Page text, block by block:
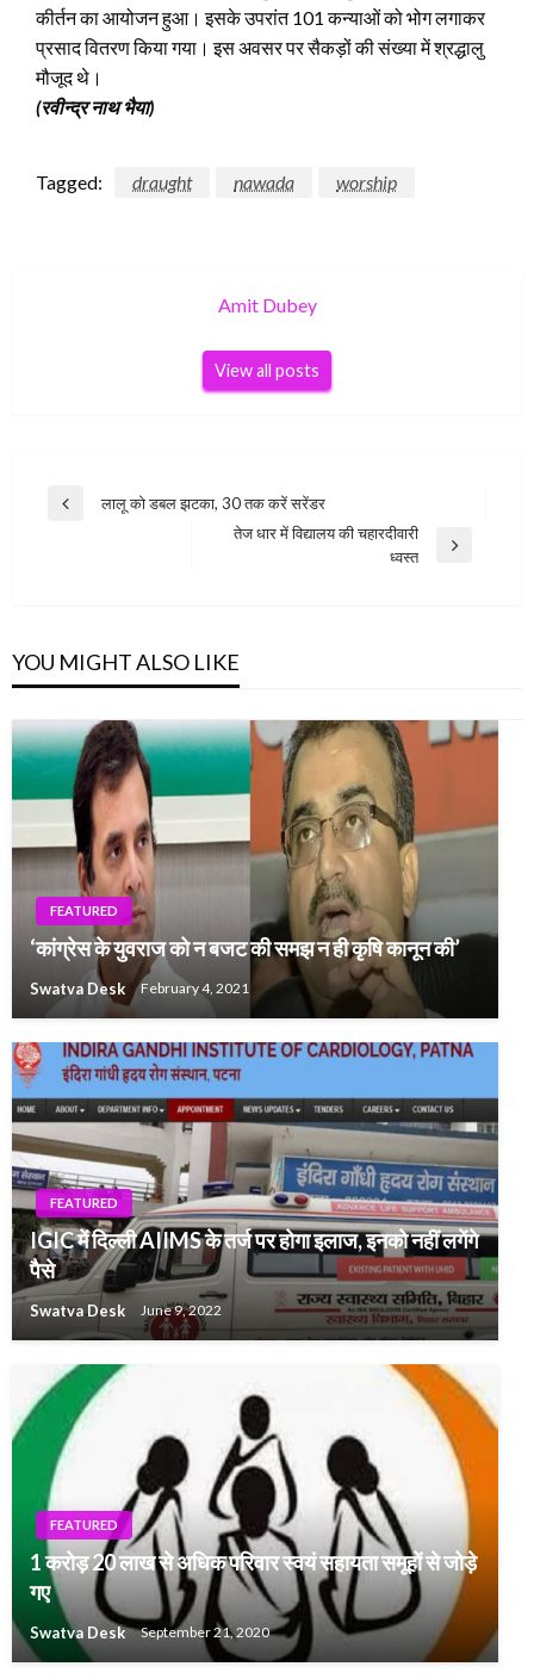
कीर्तन का आयोजन हुआ। इसके उपरांत 101 कन्याओं को भोग लगाकर
प्रसाद वितरण किया गया। इस अवसर पर सैकड़ों की संख्या में श्रद्धालु
मौजूद थे।
(रवीन्द्र नाथ भैया)
Tagged: draught nawada worship
Amit Dubey
View all posts
Post
Previous
लालू को डबल झटका, 30 तक करें सरेंडर
तेज धार में विद्यालय की चहारदीवारी
ध्वस्त
YOU MIGHT ALSO LIKE
FEATURED
‘कांग्रेस के युवराज को न बजट की समझ न ही कृषि कानून की’
Swatva Desk February 4, 2021
FEATURED
IGIC में दिल्ली AIIMS के तर्ज पर होगा इलाज, इनको नहीं लगेंगे
पैसे
Swatva Desk June 9, 2022
FEATURED
1 करोड़ 20 लाख से अधिक परिवार स्वयं सहायता समूहों से जोड़े
गए
Swatva Desk September 21, 2020